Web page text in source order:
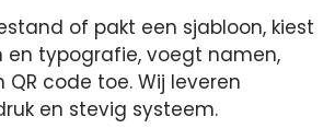
of pakt een sjabloon, kiest
en typografie, voegt namen,
code toe. Wij leveren
en stevig systeem.